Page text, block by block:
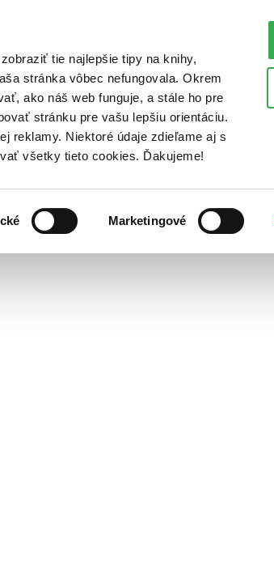
tie najlepšie tipy na knihy,
stránka vôbec nefungovala. Okrem
ako náš web funguje, a stále ho pre
stránku pre vašu lepšiu orientáciu.
reklamy. Niektoré údaje zdieľame aj s
všetky tieto cookies. Ďakujeme!
Marketingové